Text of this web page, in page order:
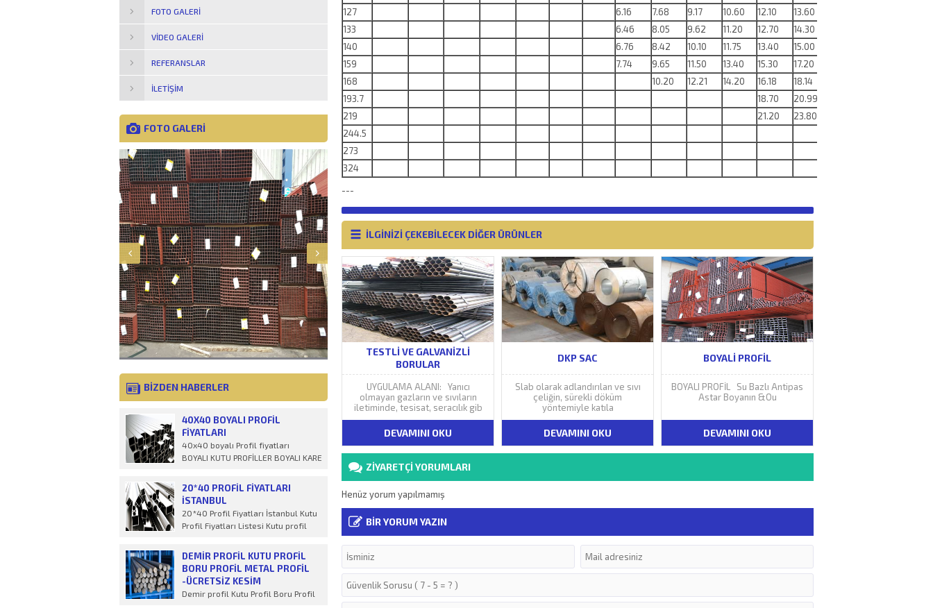
127
6.16 7.68 9.17 10.60 12.10 13.60
133
6.46 8.05 9.62 11.20 12.70 14.30
140
6.76 8.42 10.10 11.75 13.40 15.00
159
7.74 9.65 11.50 13.40 15.30 17.20
168
10.20 12.21 14.20 16.18 18.14
193.7
18.70 20.99
219
21.20 23.80
244.5
273
324
---
İLGİNİZİ ÇEKEBİLECEK DİĞER ÜRÜNLER
TESTLI VE GALVANIZLI
BORULAR
UYGULAMA ALANI: Yanıcı
olmayan gazların ve sıvıların
iletiminde, tesisat, seracılık gib
DEVAMINI OKU
DKP SAC
Slab olarak adlandırılan ve sıvı
çeliğin, sürekli döküm
yöntemiyle katıla
DEVAMINI OKU
BOYALI PROFIL
BOYALI PROFİL Su Bazlı Antipas
Astar Boyanın &Ou
DEVAMINI OKU
ZİYARETÇİ YORUMLARI
Henüz yorum yapılmamış
BİR YORUM YAZIN
FOTO GALERI
VIDEO GALERI
REFERANSLAR
İLETIŞIM
FOTO GALERİ
BİZDEN HABERLER
40X40 BOYALI PROFIL
FIYATLARI
40x40 boyalı Profil fiyatları
BOYALI KUTU PROFİLLER BOYALI KARE
20*40 PROFIL FIYATLARI
İSTANBUL
20*40 Profil Fiyatları İstanbul Kutu
Profil Fiyatları Listesi Kutu profil
DEMIR PROFIL KUTU PROFIL
BORU PROFIL METAL PROFIL
-ÜCRETSİZ KESİM
Demir profil Kutu Profil Boru Profil